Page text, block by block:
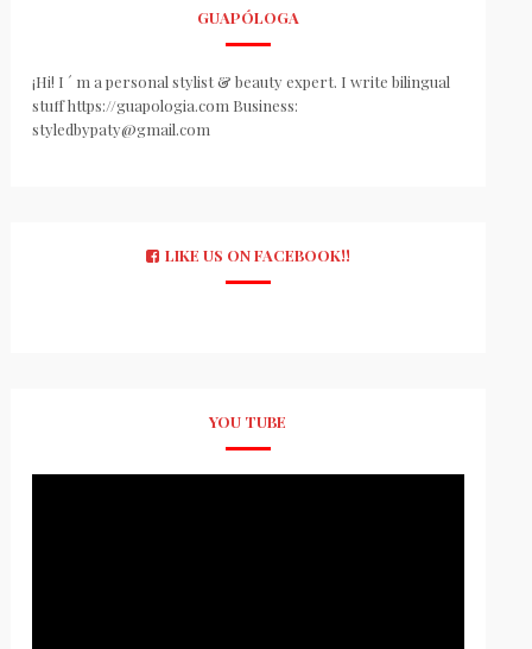
GUAPÓLOGA
¡Hi! I ´ m a personal stylist & beauty expert. I write bilingual
stuff https://guapologia.com Business:
styledbypaty@gmail.com
LIKE US ON FACEBOOK!!
YOU TUBE